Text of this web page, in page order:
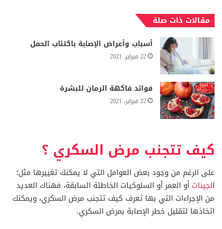
مقالات ذات صلة
أسباب وأعراض الإصابة باكتئاب الحمل
22 فبراير، 2021
فوائد فاكهة الرمان للبشرة
22 فبراير، 2021
كيف تتجنب مرض السكري ؟
على الرغم من وجود بعض العوامل التي لا يمكنك تغييرها مثل؛
الجينات أو العمر أو السلوكيات الخاطئة السابقة، فهناك العديد
من الإجراءات التي بها تعرف كيف تتجنب مرض السكري، ويمكنك
اتخاذها لتقليل خطر الإصابة بمرض السكري.